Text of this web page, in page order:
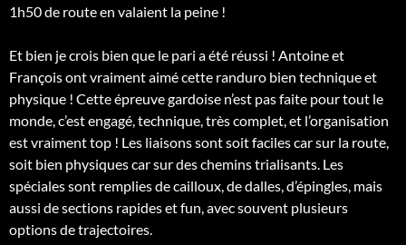
1h50 de route en valaient la peine !
Et bien je crois bien que le pari a été réussi ! Antoine et
François ont vraiment aimé cette randuro bien technique et
physique ! Cette épreuve gardoise n’est pas faite pour tout le
monde, c’est engagé, technique, très complet, et l’organisation
est vraiment top ! Les liaisons sont soit faciles car sur la route,
soit bien physiques car sur des chemins trialisants. Les
spéciales sont remplies de cailloux, de dalles, d’épingles, mais
aussi de sections rapides et fun, avec souvent plusieurs
options de trajectoires.